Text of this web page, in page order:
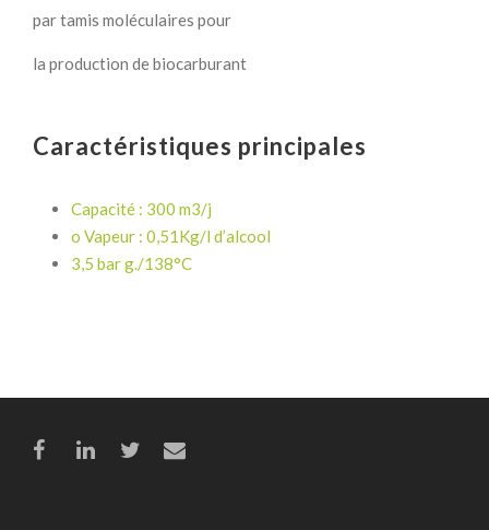
par tamis moléculaires pour
la production de biocarburant
Caractéristiques principales
Capacité : 300 m3/j
o Vapeur : 0,51Kg/l d’alcool
3,5 bar g./138°C